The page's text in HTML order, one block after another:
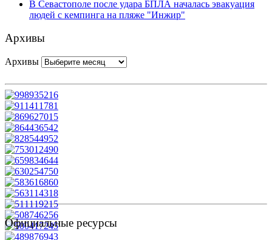
В Севастополе после удара БПЛА началась эвакуация
людей с кемпинга на пляже "Инжир"
Архивы
Архивы
Официальные ресурсы